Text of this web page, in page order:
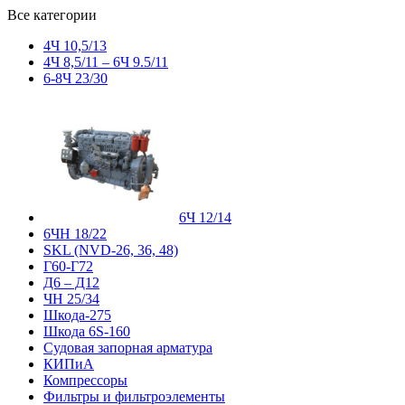
Все категории
4Ч 10,5/13
4Ч 8,5/11 – 6Ч 9.5/11
6-8Ч 23/30
6Ч 12/14
6ЧН 18/22
SKL (NVD-26, 36, 48)
Г60-Г72
Д6 – Д12
ЧН 25/34
Шкода-275
Шкода 6S-160
Судовая запорная арматура
КИПиА
Компрессоры
Фильтры и фильтроэлементы